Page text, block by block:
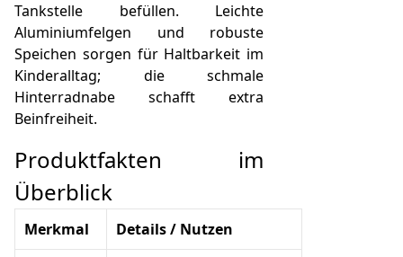
Tankstelle befüllen. Leichte
Aluminiumfelgen und robuste
Speichen sorgen für Haltbarkeit im
Kinderalltag; die schmale
Hinterradnabe schafft extra
Beinfreiheit.
Produktfakten im
Überblick
Merkmal Details / Nutzen